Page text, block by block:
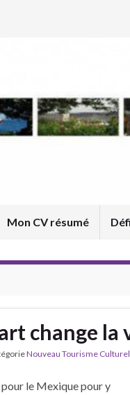
Mon CV résumé
change la
Nouveau Tourisme
le Mexique pour y